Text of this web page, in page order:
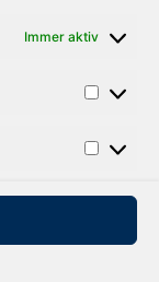
Immer aktiv
Fishing
ist,